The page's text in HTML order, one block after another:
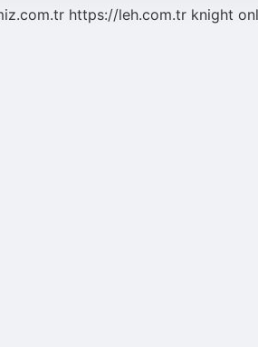
https://leh.com.tr knight